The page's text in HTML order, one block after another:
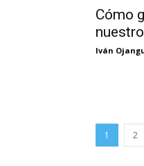
Cómo
Iván
1 2